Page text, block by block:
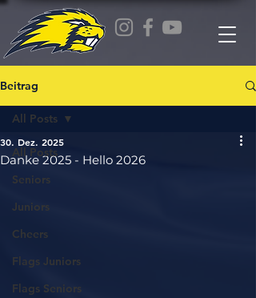
Beitrag
All Posts
Seniors
Juniors
Cheers
Flags Juniors
Flags Seniors
All Posts
Danke 2025 - Hello 2026
30. Dez. 2025